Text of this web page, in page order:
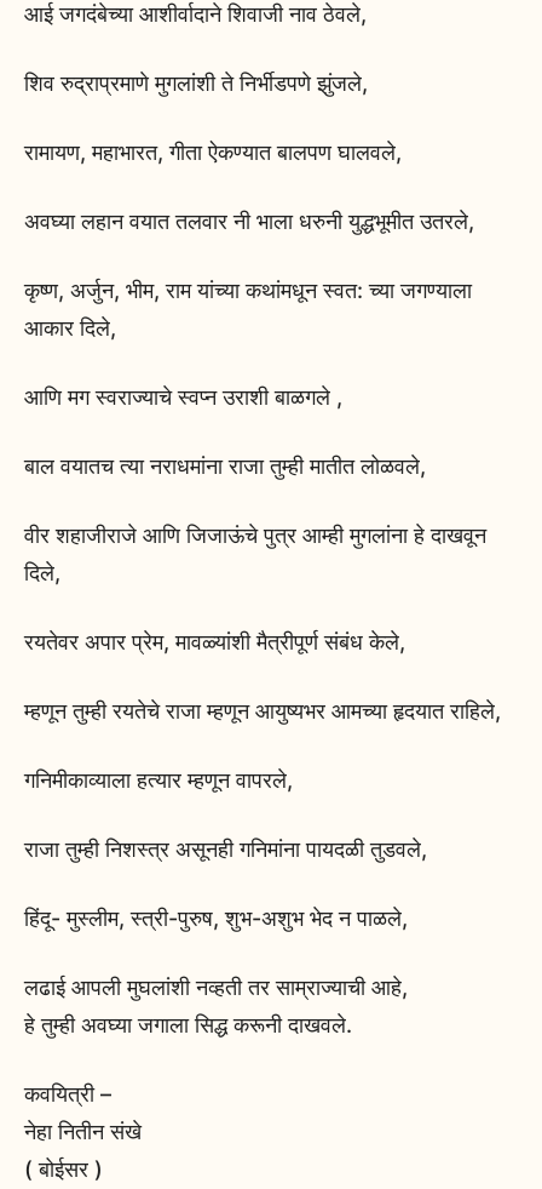
आई जगदंबेच्या आशीर्वादाने शिवाजी नाव ठेवले,
शिव रुद्राप्रमाणे मुगलांशी ते निर्भीडपणे झुंजले,
रामायण, महाभारत, गीता ऐकण्यात बालपण घालवले,
अवघ्या लहान वयात तलवार नी भाला धरुनी युद्धभूमीत उतरले,
कृष्ण, अर्जुन, भीम, राम यांच्या कथांमधून स्वत: च्या जगण्याला
आकार दिले,
आणि मग स्वराज्याचे स्वप्न उराशी बाळगले ,
बाल वयातच त्या नराधमांना राजा तुम्ही मातीत लोळवले,
वीर शहाजीराजे आणि जिजाऊंचे पुत्र आम्ही मुगलांना हे दाखवून
दिले,
रयतेवर अपार प्रेम, मावळ्यांशी मैत्रीपूर्ण संबंध केले,
म्हणून तुम्ही रयतेचे राजा म्हणून आयुष्यभर आमच्या हृदयात राहिले,
गनिमीकाव्याला हत्यार म्हणून वापरले,
राजा तुम्ही निशस्त्र असूनही गनिमांना पायदळी तुडवले,
हिंदू- मुस्लीम, स्त्री-पुरुष, शुभ-अशुभ भेद न पाळले,
लढाई आपली मुघलांशी नव्हती तर साम्राज्याची आहे,
हे तुम्ही अवघ्या जगाला सिद्ध करूनी दाखवले.
कवयित्री –
नेहा नितीन संखे
( बोईसर )